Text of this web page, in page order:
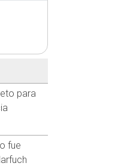
para
fue